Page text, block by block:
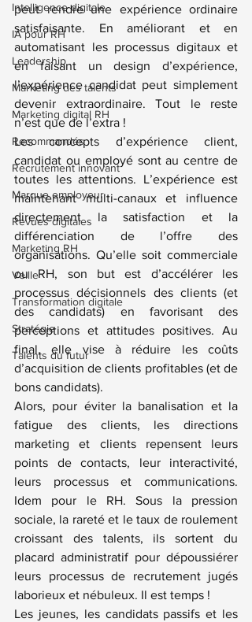
Intelligence digitale
IA pour RH
Leadership
Marketing des talents
Marketing digital RH
Recommandés
Recrutement innovant
Marque employeur
Revues digitales
Marketing RH
Veille
Transformation digitale
Stratégie
Talents du futur
peut rendre une expérience ordinaire
satisfaisante. En améliorant et en
automatisant les processus digitaux et
en faisant un design d’expérience,
l’expérience candidat peut simplement
devenir extraordinaire. Tout le reste
n’est que de l’extra !
Les concepts d’expérience client,
candidat ou employé sont au centre de
toutes les attentions. L’expérience est
maintenant multi-canaux et influence
directement la satisfaction et la
différenciation de l’offre des
organisations. Qu’elle soit commerciale
ou RH, son but est d’accélérer les
processus décisionnels des clients (et
des candidats) en favorisant des
perceptions et attitudes positives. Au
final, elle vise à réduire les coûts
d’acquisition de clients profitables (et de
bons candidats).
Alors, pour éviter la banalisation et la
fatigue des clients, les directions
marketing et clients repensent leurs
points de contacts, leur interactivité,
leurs processus et communications.
Idem pour le RH. Sous la pression
sociale, la rareté et le taux de roulement
croissant des talents, ils sortent du
placard administratif pour dépoussiérer
leurs processus de recrutement jugés
laborieux et nébuleux. Il est temps !
Les jeunes, les candidats passifs et les